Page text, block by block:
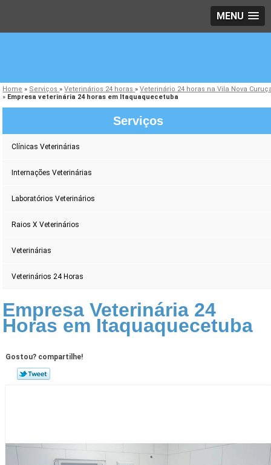
MENU
Home » Serviços»Veterinários 24 horas»Veterinário 24 horas na Vila Nova
» Empresa veterinária 24 horas em Itaquaquecetuba
Serviços
Clínicas Veterinárias
Internações Veterinárias
Laboratórios Veterinários
Raios X Veterinários
Veterinárias
Veterinários 24 Horas
Empresa Veterinária 24
Horas em Itaquaquecetuba
Gostou? compartilhe!